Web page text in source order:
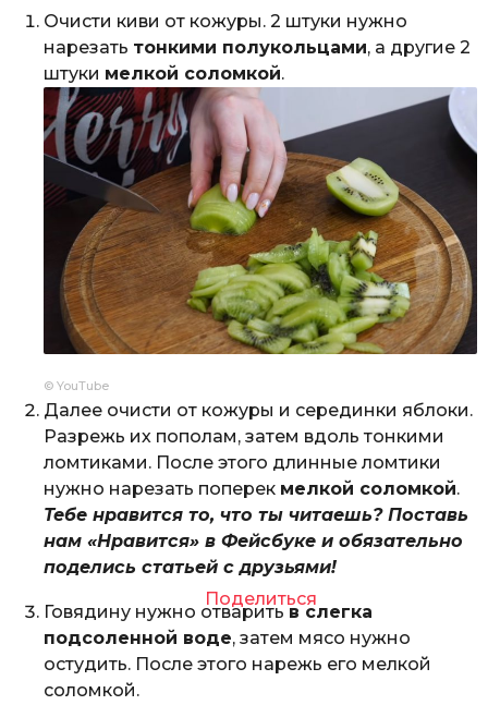
Очисти киви от кожуры. 2 штуки нужно
нарезать тонкими полукольцами, а другие 2
штуки мелкой соломкой.
© YouTube
Далее очисти от кожуры и серединки яблоки.
Разрежь их пополам, затем вдоль тонкими
ломтиками. После этого длинные ломтики
нужно нарезать поперек мелкой соломкой.
Тебе нравится то, что ты читаешь? Поставь
нам «Нравится» в Фейсбуке и обязательно
поделись статьей с друзьями!
Поделиться
Говядину нужно отваритьв слегка
подсоленной воде, затем мясо нужно
остудить. После этого нарежь его мелкой
соломкой.